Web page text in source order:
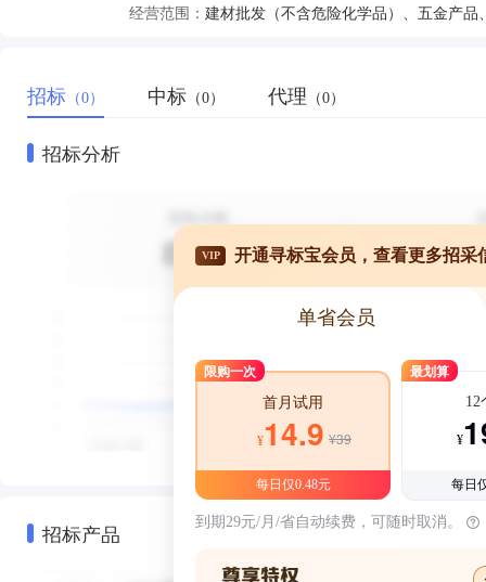
经营范围：
招标 （0） 中标 （0） 代理 （0）
招标分析
招标产品
VIP 开通寻标宝会员，查看更多招采
单省会员
限购一次
首月试用
¥14.9 ¥39
每日仅0.48元
最划算
12
¥
每日
到期29元/月/省自动续费，可随时取消。